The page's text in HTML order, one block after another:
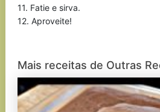
11. Fatie e sirva.
12. Aproveite!
Mais receitas de Outras